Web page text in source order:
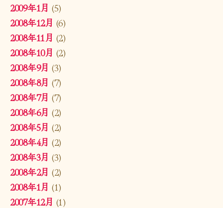
2009年1月 (5)
2008年12月 (6)
2008年11月 (2)
2008年10月 (2)
2008年9月 (3)
2008年8月 (7)
2008年7月 (7)
2008年6月 (2)
2008年5月 (2)
2008年4月 (2)
2008年3月 (3)
2008年2月 (2)
2008年1月 (1)
2007年12月 (1)